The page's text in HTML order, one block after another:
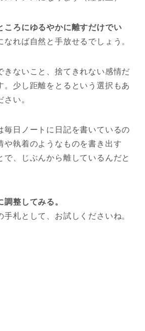
ころにゆるやかに離すだけでい
なれば自然と手放せるでしょう。
きないこと、捨てきれない感情だ
。少し距離をとるという選択もあ
い。
毎日ノートに日記を書いているの
や執着のようなものを書き出す
で、じぶんから離しているんだと
整してみる。
手札として、お試しくださいね。